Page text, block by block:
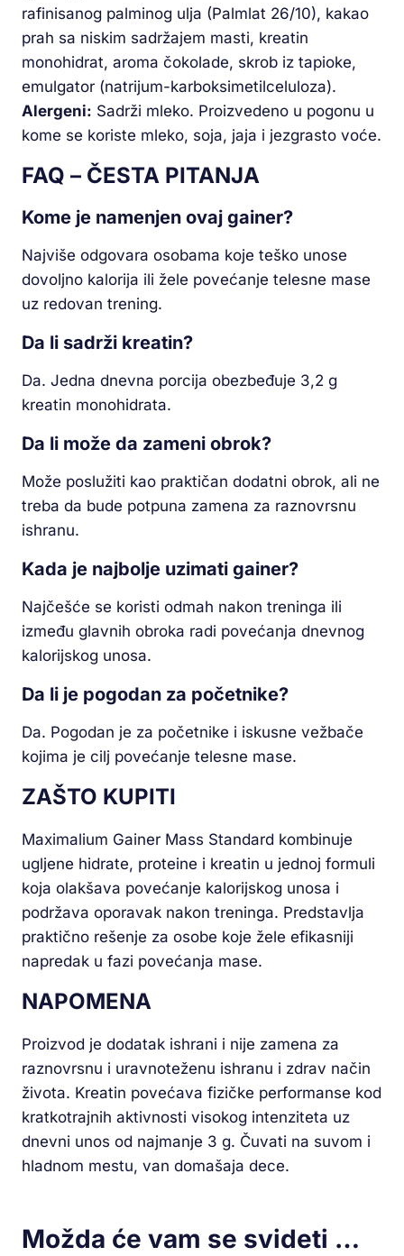
rafinisanog palminog ulja (Palmlat 26/10), kakao
prah sa niskim sadržajem masti, kreatin
monohidrat, aroma čokolade, skrob iz tapioke,
emulgator (natrijum-karboksimetilceluloza).
Alergeni: Sadrži mleko. Proizvedeno u pogonu u
kome se koriste mleko, soja, jaja i jezgrasto voće.
FAQ – ČESTA PITANJA
Kome je namenjen ovaj gainer?
Najviše odgovara osobama koje teško unose
dovoljno kalorija ili žele povećanje telesne mase
uz redovan trening.
Da li sadrži kreatin?
Da. Jedna dnevna porcija obezbeđuje 3,2 g
kreatin monohidrata.
Da li može da zameni obrok?
Može poslužiti kao praktičan dodatni obrok, ali ne
treba da bude potpuna zamena za raznovrsnu
ishranu.
Kada je najbolje uzimati gainer?
Najčešće se koristi odmah nakon treninga ili
između glavnih obroka radi povećanja dnevnog
kalorijskog unosa.
Da li je pogodan za početnike?
Da. Pogodan je za početnike i iskusne vežbače
kojima je cilj povećanje telesne mase.
ZAŠTO KUPITI
Maximalium Gainer Mass Standard kombinuje
ugljene hidrate, proteine i kreatin u jednoj formuli
koja olakšava povećanje kalorijskog unosa i
podržava oporavak nakon treninga. Predstavlja
praktično rešenje za osobe koje žele efikasniji
napredak u fazi povećanja mase.
NAPOMENA
Proizvod je dodatak ishrani i nije zamena za
raznovrsnu i uravnoteženu ishranu i zdrav način
života. Kreatin povećava fizičke performanse kod
kratkotrajnih aktivnosti visokog intenziteta uz
dnevni unos od najmanje 3 g. Čuvati na suvom i
hladnom mestu, van domašaja dece.
Možda će vam se svideti …